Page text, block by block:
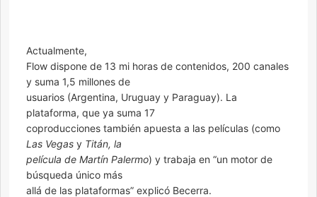
Actualmente,
Flow dispone de 13 mi horas de contenidos, 200 canales
y suma 1,5 millones de
usuarios (Argentina, Uruguay y Paraguay). La
plataforma, que ya suma 17
coproducciones también apuesta a las películas (como
Las Vegas y Titán, la
película de Martín Palermo) y trabaja en “un motor de
búsqueda único más
allá de las plataformas” explicó Becerra.